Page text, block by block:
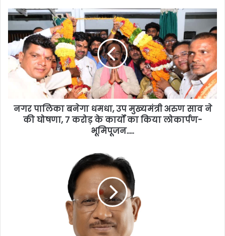
नगर पालिका बनेगा धमधा, उप मुख्यमंत्री अरुण साव ने
की घोषणा, 7 करोड़ के कार्यों का किया लोकार्पण-
भूमिपूजन…..